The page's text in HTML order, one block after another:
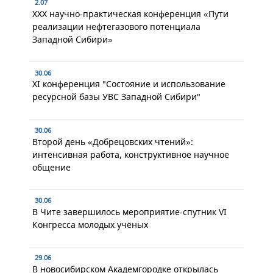
2.07
XXX научно-практическая конференция «Пути
реализации нефтегазового потенциала
Западной Сибири»
30.06
XI конференция "Состояние и использование
ресурсной базы УВС Западной Сибири"
30.06
Второй день «Добрецовских чтений»:
интенсивная работа, конструктивное научное
общение
30.06
В Чите завершилось мероприятие-спутник VI
Конгресса молодых учёных
29.06
В новосибирском Академгородке открылась